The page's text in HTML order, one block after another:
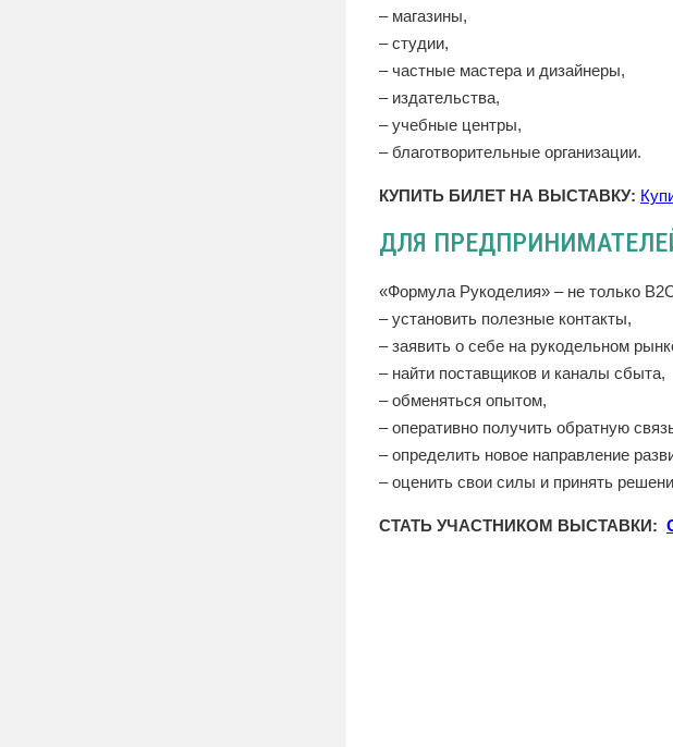
– магазины,
– студии,
– частные мастера и дизайнеры,
– издательства,
– учебные центры,
– благотворительные организации.
КУПИТЬ БИЛЕТ НА ВЫСТАВКУ:
ДЛЯ
«Формула Рукоделия» – не только
– установить полезные контакты,
– заявить о себе на рукодельном
– найти поставщиков и каналы сбыта,
– обменяться опытом,
– оперативно получить обратную
– определить новое направление
– оценить свои силы и принять
СТАТЬ УЧАСТНИКОМ ВЫСТАВКИ: